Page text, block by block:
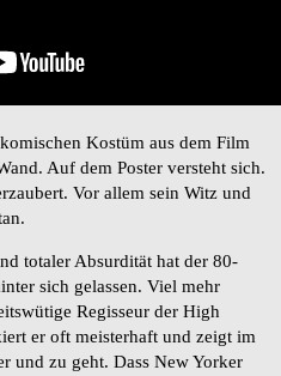
Kostüm aus dem Film
Auf dem Poster versteht sich.
Vor allem sein Witz und
totaler Absurdität hat der 80-
sich gelassen. Viel mehr
Regisseur der High
er oft meisterhaft und zeigt im
und zu geht. Dass New Yorker